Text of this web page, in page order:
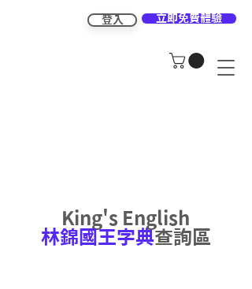
登入 立即免費體驗
King's English
林錦國王字典查詢區